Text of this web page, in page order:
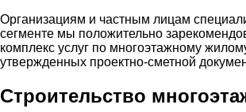
Организациям и частным лицам
сегменте мы положительно
комплекс услуг по многоэтажному
утвержденных проектно-сметной
Строительство